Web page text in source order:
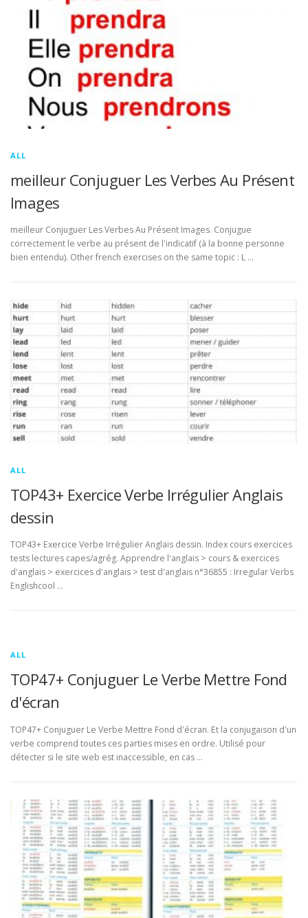
ALL
meilleur Conjuguer Les Verbes Au Présent
Images
meilleur Conjuguer Les Verbes Au Présent Images. Conjugue
correctement le verbe au présent de l'indicatif (à la bonne personne
bien entendu). Other french exercises on the same topic : L …
ALL
TOP43+ Exercice Verbe Irrégulier Anglais
dessin
TOP43+ Exercice Verbe Irrégulier Anglais dessin. Index cours exercices
tests lectures capes/agrég. Apprendre l'anglais > cours & exercices
d'anglais > exercices d'anglais > test d'anglais n°36855 : Irregular Verbs
Englishcool …
ALL
TOP47+ Conjuguer Le Verbe Mettre Fond
d'écran
TOP47+ Conjuguer Le Verbe Mettre Fond d'écran. Et la conjugaison d'un
verbe comprend toutes ces parties mises en ordre. Utilisé pour
détecter si le site web est inaccessible, en cas …